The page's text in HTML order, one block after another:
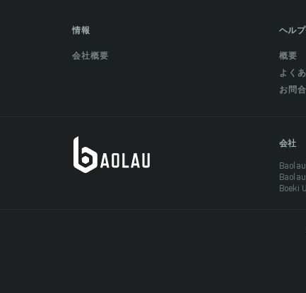
情報
会社概要
ヘル
概要
よく
お問
会社
Boeki